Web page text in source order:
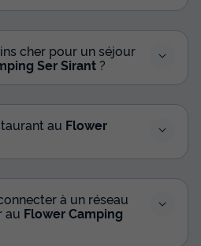
- Mobile Home
- 3 chambres +
15m² + TV 5/6
Salle de bain
cher pour un séjour
Ser Sirant ?
au Flower
à un réseau
au Flower Camping